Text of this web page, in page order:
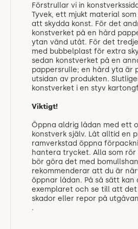
Förstrullar vi in
Tyvek, ett mjukt material
att skydda konst. För det
konstverket på en hård
ytan vänd utåt. För det
med bubbelplast för extra
sedan konstverket på en
pappersrulle; en hård yta är
utsidan av produkten.
konstverket i en styv
Viktigt!
Öppna aldrig lådan med ett
konstverk själv. Låt alltid en
ramverkstad öppna
hantera trycket. Alla som
bör göra det med
rekommenderar att du är
öppnar lådan. På så sätt kan
exemplaret och se till att
skador eller repor på
.